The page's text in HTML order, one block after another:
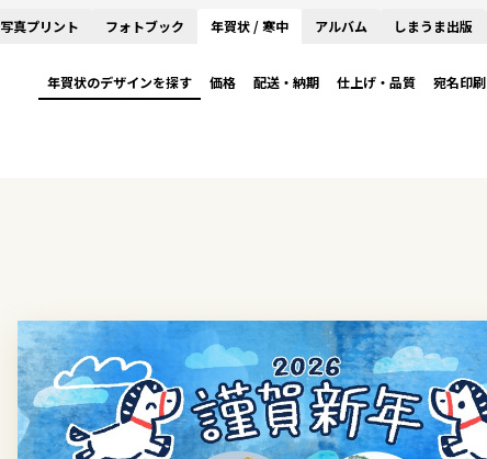
写真プリント フォトブック 年賀状 / 寒中 アルバム しまうま出版
年賀状のデザインを探す 価格 配送・納期 仕上げ・品質 宛名印刷